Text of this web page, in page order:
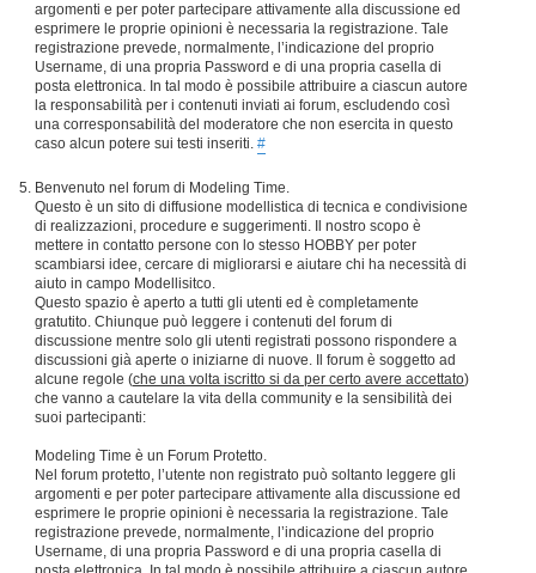
argomenti e per poter partecipare attivamente alla discussione ed
esprimere le proprie opinioni è necessaria la registrazione. Tale
registrazione prevede, normalmente, l’indicazione del proprio
Username, di una propria Password e di una propria casella di
posta elettronica. In tal modo è possibile attribuire a ciascun autore
la responsabilità per i contenuti inviati ai forum, escludendo così
una corresponsabilità del moderatore che non esercita in questo
caso alcun potere sui testi inseriti. #
Benvenuto nel forum di Modeling Time.
Questo è un sito di diffusione modellistica di tecnica e condivisione
di realizzazioni, procedure e suggerimenti. Il nostro scopo è
mettere in contatto persone con lo stesso HOBBY per poter
scambiarsi idee, cercare di migliorarsi e aiutare chi ha necessità di
aiuto in campo Modellisitco.
Questo spazio è aperto a tutti gli utenti ed è completamente
gratutito. Chiunque può leggere i contenuti del forum di
discussione mentre solo gli utenti registrati possono rispondere a
discussioni già aperte o iniziarne di nuove. Il forum è soggetto ad
alcune regole (che una volta iscritto si da per certo avere accettato)
che vanno a cautelare la vita della community e la sensibilità dei
suoi partecipanti:
Modeling Time è un Forum Protetto.
Nel forum protetto, l’utente non registrato può soltanto leggere gli
argomenti e per poter partecipare attivamente alla discussione ed
esprimere le proprie opinioni è necessaria la registrazione. Tale
registrazione prevede, normalmente, l’indicazione del proprio
Username, di una propria Password e di una propria casella di